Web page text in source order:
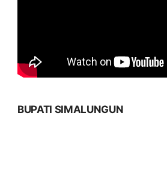
BUPATI SIMALUNGUN